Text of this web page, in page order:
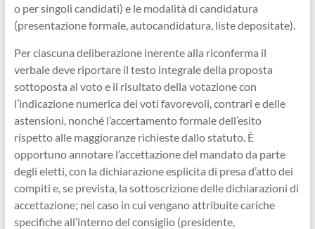
o per singoli candidati) e le modalità di candidatura
(presentazione formale, autocandidatura, liste depositate).
Per ciascuna deliberazione inerente alla riconferma il
verbale deve riportare il testo integrale della proposta
sottoposta al voto e il risultato della votazione con
l’indicazione numerica dei voti favorevoli, contrari e delle
astensioni, nonché l’accertamento formale dell’esito
rispetto alle maggioranze richieste dallo statuto. È
opportuno annotare l’accettazione del mandato da parte
degli eletti, con la dichiarazione esplicita di presa d’atto dei
compiti e, se prevista, la sottoscrizione delle dichiarazioni di
accettazione; nel caso in cui vengano attribuite cariche
specifiche all’interno del consiglio (presidente,